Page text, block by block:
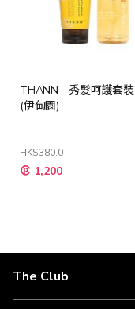
THANN - 秀髮呵護套裝
(伊甸園)
HK$380.0
特
殊 1,200
The Club
關於 The Club